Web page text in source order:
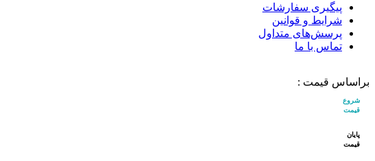
پیگیری سفارشات
شرایط و قوانین
پرسش‌های متداول
تماس با ما
براساس قیمت :
شروع
قیمت
پایان
قیمت